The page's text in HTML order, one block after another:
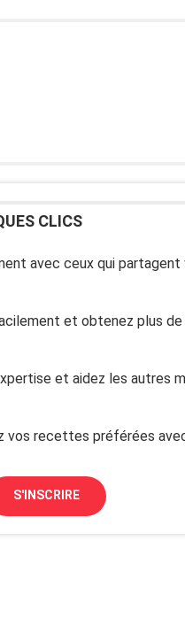
CLICS
avec ceux qui
et obtenez plus de
et aidez les autres
vos recettes préférées
S'INSCRIRE